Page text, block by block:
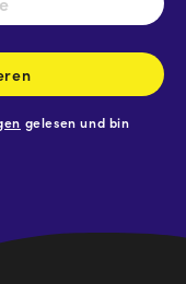
gelesen und bin